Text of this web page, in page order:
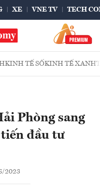
XE VNE TV TECH
KINH TẾ SỐKINH TẾ XANH
Phòng sang
đầu tư
2023